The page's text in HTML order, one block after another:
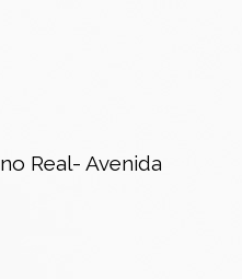
Real- Avenida